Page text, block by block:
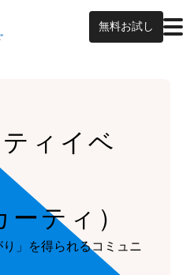
無料お試し
ィイベ
ティ）
り」を得られるコミュニ